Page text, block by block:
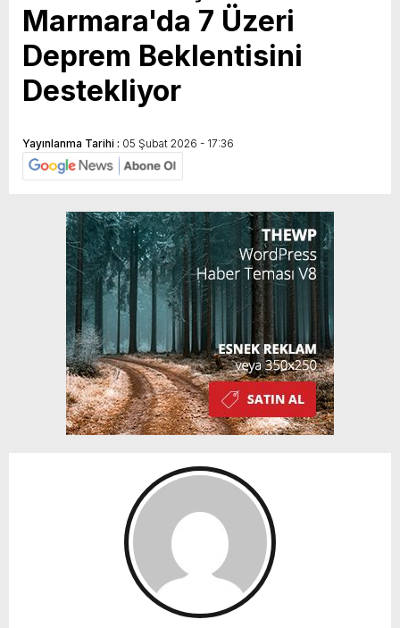
Marmara'da 7 Üzeri
Deprem Beklentisini
Destekliyor
Yayınlanma Tarihi : 05 Şubat 2026 - 17:36